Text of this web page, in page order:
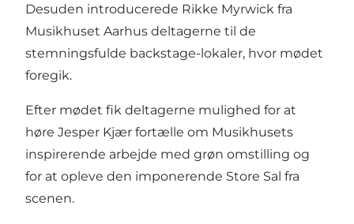
Desuden introducerede Rikke Myrwick fra
Musikhuset Aarhus deltagerne til de
stemningsfulde backstage-lokaler, hvor mødet
foregik.
Efter mødet fik deltagerne mulighed for at
høre Jesper Kjær fortælle om Musikhusets
inspirerende arbejde med grøn omstilling og
for at opleve den imponerende Store Sal fra
scenen.